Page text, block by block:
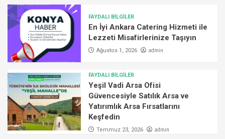
FAYDALI BİLGİLER
En İyi Ankara Catering Hizmeti ile
Lezzeti Misafirlerinize Taşıyın
Ağustos 1, 2026 admin
FAYDALI BİLGİLER
Yeşil Vadi Arsa Ofisi
Güvencesiyle Satılık Arsa ve
Yatırımlık Arsa Fırsatlarını
Keşfedin
Temmuz 23, 2026 admin